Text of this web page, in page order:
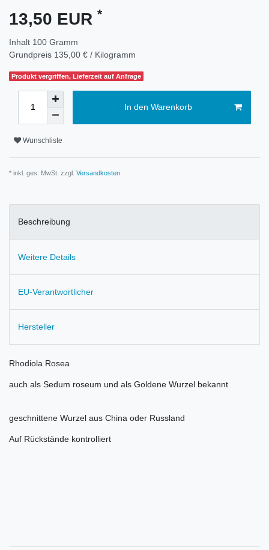
13,50 EUR *
Inhalt 100 Gramm
Grundpreis 135,00 € / Kilogramm
Produkt vergriffen, Lieferzeit auf Anfrage
In den Warenkorb
Wunschliste
* inkl. ges. MwSt. zzgl. Versandkosten
Beschreibung
Weitere Details
EU-Verantwortlicher
Hersteller
Rhodiola Rosea
auch als Sedum roseum und als Goldene Wurzel bekannt
geschnittene Wurzel aus China oder Russland
Auf Rückstände kontrolliert